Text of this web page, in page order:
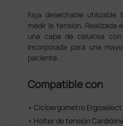
Faja desechable utilizable
medir la tensión. Realizada
una capa de celulosa
incorporada para una
paciente.
Compatible con
• Cicloergometro
• Holter de tensión